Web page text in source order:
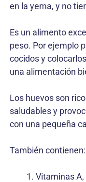
en la yema, y no
Es un alimento
peso. Por ejemplo
cocidos y
una alimentación
Los huevos son
saludables y
con una pequeña
También contienen:
Vitaminas A,